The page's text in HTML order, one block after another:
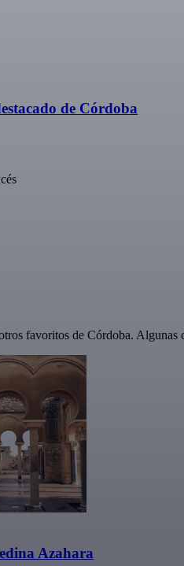
de Córdoba
favoritos de Córdoba. Algunas
Azahara